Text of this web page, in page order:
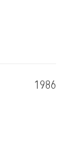
1986